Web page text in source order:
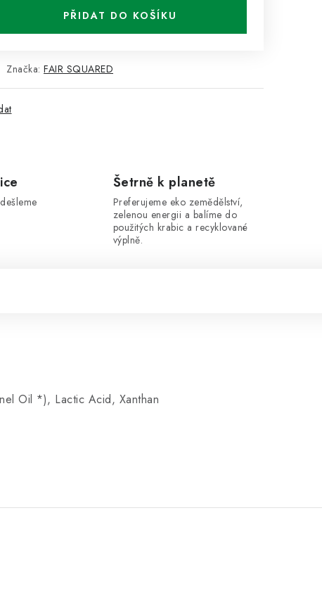
PŘIDAT DO KOŠÍKU
Značka: FAIR SQUARED
Šetrně k planetě
Preferujeme eko zemědělství,
zelenou energii a balíme do
použitých krabic a recyklované
výplně.
Oil *), Lactic Acid, Xanthan